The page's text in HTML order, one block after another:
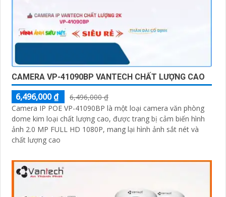
CAMERA VP-41090BP VANTECH CHẤT LƯỢNG CAO
6,496,000 ₫
6,496,000 ₫
Camera IP POE VP-41090BP là một loại camera văn phòng
dome kim loại chất lượng cao, được trang bị cảm biến hình
ảnh 2.0 MP FULL HD 1080P, mang lại hình ảnh sắt nét và
chất lượng cao